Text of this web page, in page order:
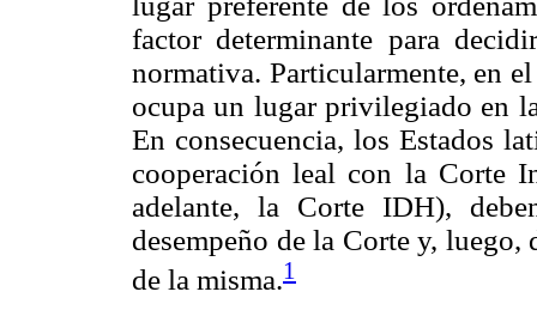
factor determinante para
normativa. Particularmente, en
ocupa un lugar privilegiado en
En consecuencia, los Estados
cooperación leal con la Corte
adelante, la Corte IDH),
desempeño de la Corte y,
de la misma.1